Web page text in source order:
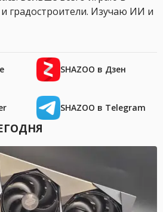
градостроители. Изучаю ИИ и
SHAZOO в Дзен
SHAZOO в Telegram